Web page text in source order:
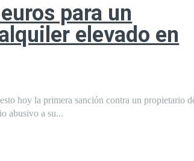
para un
elevado en
hoy la primera sanción contra un propietario
abusivo a su...